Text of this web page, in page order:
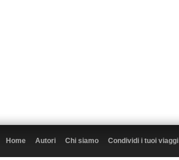
Home Autori Chi siamo Condividi i tuoi viaggi